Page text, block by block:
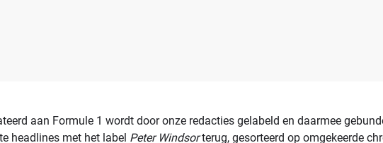
aan Formule 1 wordt door onze redacties gelabeld en daarmee
headlines met het label Peter Windsorterug, gesorteerd op omgekeerde